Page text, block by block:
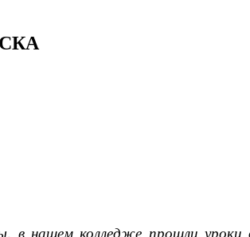
нашем колледже прошли уроки